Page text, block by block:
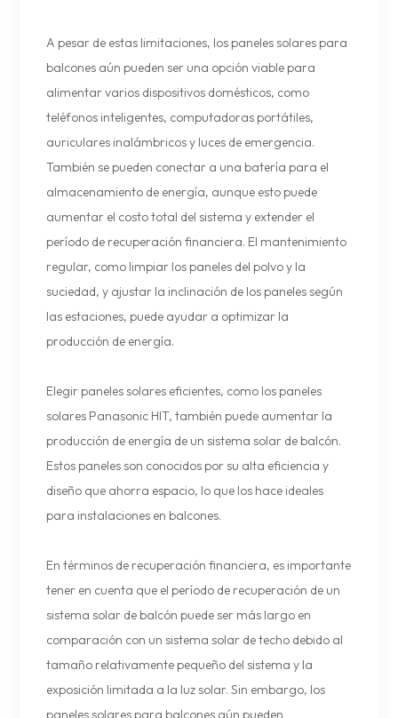
A pesar de estas limitaciones, los paneles solares para
balcones aún pueden ser una opción viable para
alimentar varios dispositivos domésticos, como
teléfonos inteligentes, computadoras portátiles,
auriculares inalámbricos y luces de emergencia.
También se pueden conectar a una batería para el
almacenamiento de energía, aunque esto puede
aumentar el costo total del sistema y extender el
período de recuperación financiera. El mantenimiento
regular, como limpiar los paneles del polvo y la
suciedad, y ajustar la inclinación de los paneles según
las estaciones, puede ayudar a optimizar la
producción de energía.
Elegir paneles solares eficientes, como los paneles
solares Panasonic HIT, también puede aumentar la
producción de energía de un sistema solar de balcón.
Estos paneles son conocidos por su alta eficiencia y
diseño que ahorra espacio, lo que los hace ideales
para instalaciones en balcones.
En términos de recuperación financiera, es importante
tener en cuenta que el período de recuperación de un
sistema solar de balcón puede ser más largo en
comparación con un sistema solar de techo debido al
tamaño relativamente pequeño del sistema y la
exposición limitada a la luz solar. Sin embargo, los
paneles solares para balcones aún pueden